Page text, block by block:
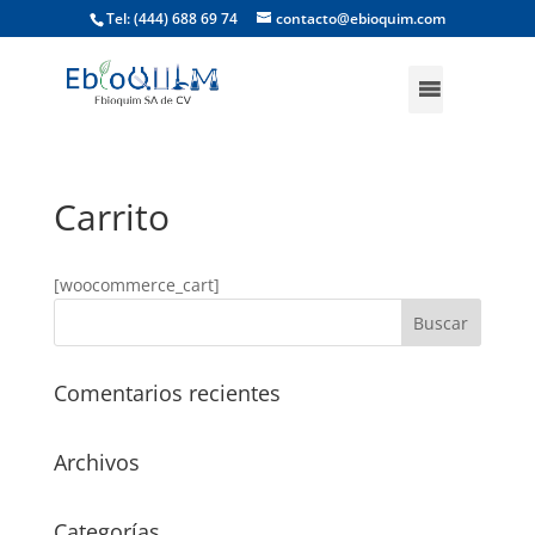
Tel: (444) 688 69 74 contacto@ebioquim.com
Carrito
[woocommerce_cart]
Comentarios recientes
Archivos